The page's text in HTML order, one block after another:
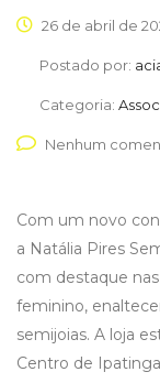
26 de abril de
Postado por:
Categoria:
Nenhum
Com um novo
a Natália Pires
com destaque
feminino,
semijoias. A loja
Centro de